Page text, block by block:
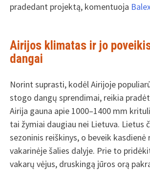
pradedant projektą, komentuoja
Airijos klimatas ir jo
dangai
Norint suprasti, kodėl Airijoje
stogo dangų sprendimai, reikia
Airija gauna apie 1000–1400 mm
tai žymiai daugiau nei Lietuva. Lietus
sezoninis reiškinys, o beveik kasdienė
vakarinėje šalies dalyje. Prie to
vakarų vėjus, druskingą jūros orą